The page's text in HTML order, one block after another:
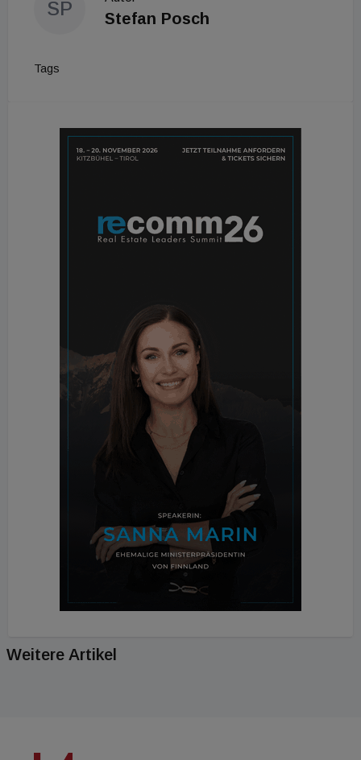
SP Stefan Posch
Tags
Weitere Artikel